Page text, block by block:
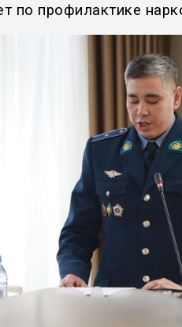
по профилактике